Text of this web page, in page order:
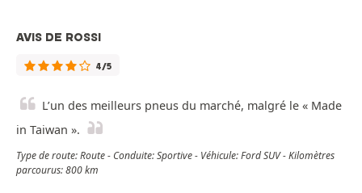
AVIS DE ROSSI
4/5
L’un des meilleurs pneus du marché, malgré le « Made
in Taiwan ».
Type de route: Route - Conduite: Sportive - Véhicule: Ford SUV - Kilomètres
parcourus: 800 km